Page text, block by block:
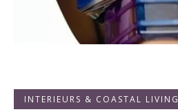
INTERIEURS & COASTAL LIVING